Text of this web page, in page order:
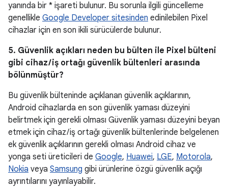
yanında bir * işareti bulunur. Bu sorunla ilgili güncelleme
genellikle Google Developer sitesinden edinilebilen Pixel
cihazlar için en son ikili sürücülerde bulunur.
5. Güvenlik açıkları neden bu bülten ile Pixel bülteni
gibi cihaz / iş ortağı güvenlik bültenleri arasında
bölünmüştür?
Bu güvenlik bülteninde açıklanan güvenlik açıklarının,
Android cihazlarda en son güvenlik yaması düzeyini
belirtmek için gerekli olması Güvenlik yaması düzeyini beyan
etmek için cihaz / iş ortağı güvenlik bültenlerinde belgelenen
ek güvenlik açıklarının gerekli olması Android cihaz ve
yonga seti üreticileri de Google, Huawei, LGE, Motorola,
Nokia veya Samsung gibi ürünlerine özgü güvenlik açığı
ayrıntılarını yayınlayabilir.